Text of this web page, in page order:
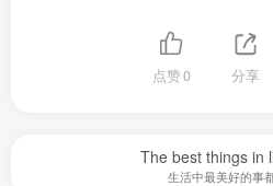
点赞0 分享
The best things in
生活中最美好的事